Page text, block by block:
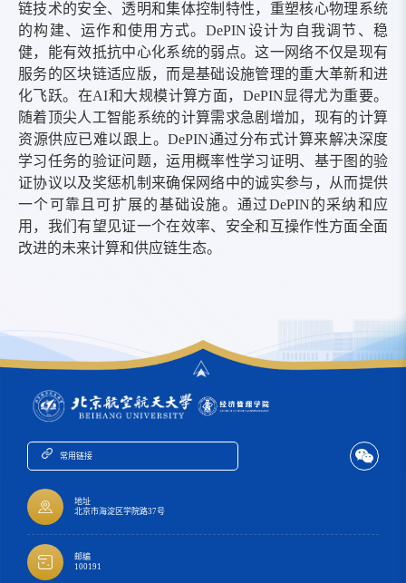
链技术的安全、透明和集体控制特性，重塑核心物理系统
的构建、运作和使用方式。DePIN设计为自我调节、稳
健，能有效抵抗中心化系统的弱点。这一网络不仅是现有
服务的区块链适应版，而是基础设施管理的重大革新和进
化飞跃。在AI和大规模计算方面， DePIN显得尤为重要。
随着顶尖人工智能系统的计算需求急剧增加，现有的计算
资源供应已难以跟上。 DePIN通过分布式计算来解决深度
学习任务的验证问题，运用概率性学习证明、基于图的验
证协议以及奖惩机制来确保网络中的诚实参与，从而提供
一个可靠且可扩展的基础设施。通过DePIN的采纳和应
用，我们有望见证一个在效率、安全和互操作性方面全面
改进的未来计算和供应链生态。
常用链接
地址
北京市海淀区学院路37号
邮编
100191